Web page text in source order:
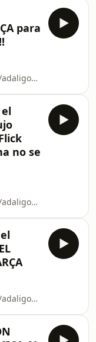
UC0-
para
X:
no se
X:
X: